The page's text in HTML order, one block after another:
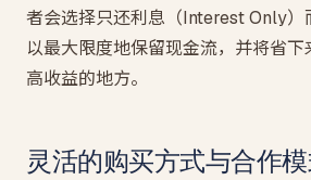
者会选择只还利息（Interest Only）
以最大限度地保留现金流，并将省
高收益的地方。
灵活的购买方式与合作